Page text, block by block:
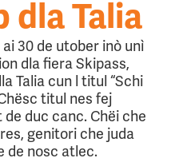
dla Talia
30 de utober inò unì
dla fiera Skipass,
Talia cun l titul “Schi
titul nes fej
duc canc. Chëi che
genitori che juda
de nosc atlec.